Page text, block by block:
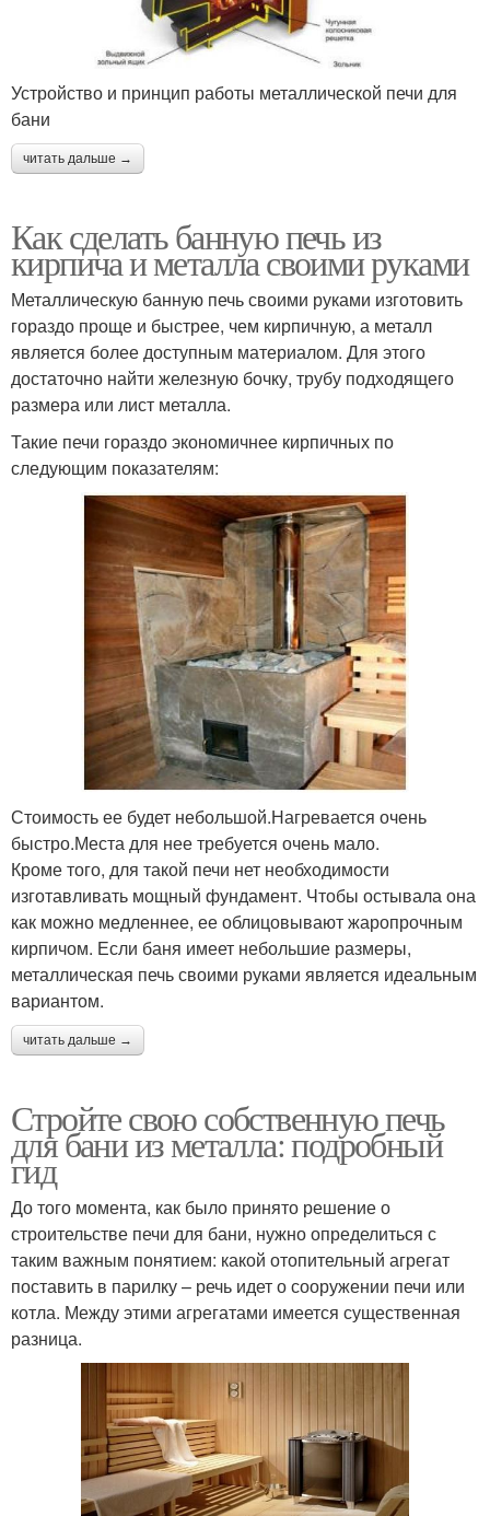
Устройство и принцип работы металлической печи для
бани
читать дальше →
Как сделать банную печь из
кирпича и металла своими руками
Металлическую банную печь своими руками изготовить
гораздо проще и быстрее, чем кирпичную, а металл
является более доступным материалом. Для этого
достаточно найти железную бочку, трубу подходящего
размера или лист металла.
Такие печи гораздо экономичнее кирпичных по
следующим показателям:
Стоимость ее будет небольшой.Нагревается очень
быстро.Места для нее требуется очень мало.
Кроме того, для такой печи нет необходимости
изготавливать мощный фундамент. Чтобы остывала она
как можно медленнее, ее облицовывают жаропрочным
кирпичом. Если баня имеет небольшие размеры,
металлическая печь своими руками является идеальным
вариантом.
читать дальше →
Стройте свою собственную печь
для бани из металла: подробный
гид
До того момента, как было принято решение о
строительстве печи для бани, нужно определиться с
таким важным понятием: какой отопительный агрегат
поставить в парилку – речь идет о сооружении печи или
котла. Между этими агрегатами имеется существенная
разница.